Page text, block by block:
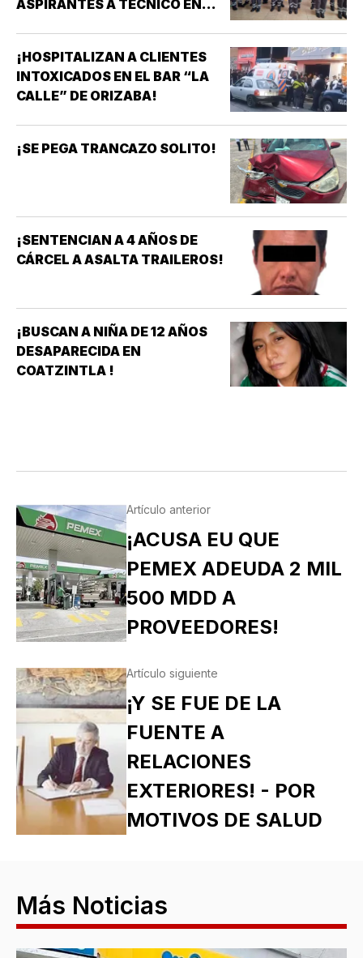
ASPIRANTES A TÉCNICO EN
¡HOSPITALIZAN A CLIENTES
INTOXICADOS EN EL BAR “LA
CALLE” DE ORIZABA!
¡SE PEGA TRANCAZO SOLITO!
¡SENTENCIAN A 4 AÑOS DE
CÁRCEL A ASALTA TRAILEROS!
¡BUSCAN A NIÑA DE 12 AÑOS
DESAPARECIDA EN
COATZINTLA !
Artículo anterior
¡ACUSA EU QUE
PEMEX ADEUDA 2 MIL
500 MDD A
PROVEEDORES!
Artículo siguiente
¡Y SE FUE DE LA
FUENTE A
RELACIONES
EXTERIORES! - POR
MOTIVOS DE SALUD
Más Noticias